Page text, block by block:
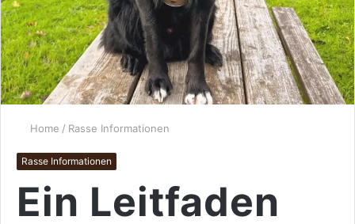
Home / Rasse Informationen
Rasse Informationen
Ein Leitfaden